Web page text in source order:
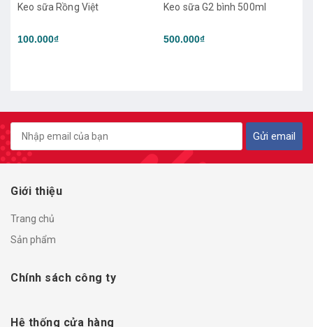
Keo sữa G2 bình 500ml
500.000₫ keo sữa DHS 500ml
Gửi email
Giới thiệu
Trang chủ
Sản phẩm
Chính sách công ty
Hệ thống cửa hàng